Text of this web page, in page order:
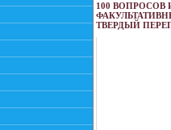
100
ТВЕРДЫЙ